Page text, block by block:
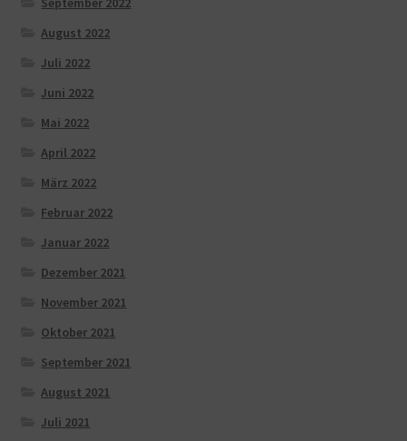
August 2022
Juli 2022
Juni 2022
Mai 2022
April 2022
März 2022
Februar 2022
Januar 2022
Dezember 2021
November 2021
Oktober 2021
September 2021
August 2021
Juli 2021